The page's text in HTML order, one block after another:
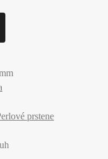
prstene